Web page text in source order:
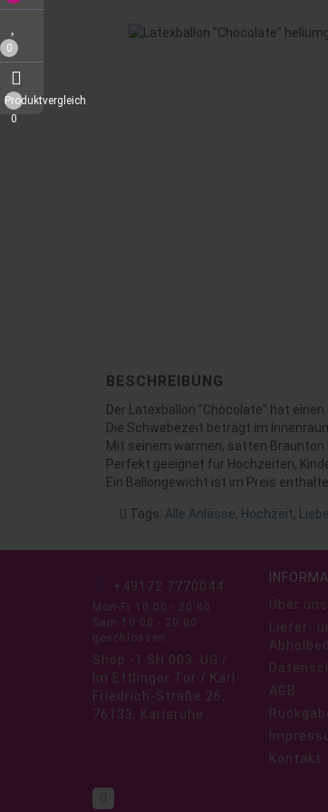
0
Produktvergleich
0
BESCHREIBUNG
Der Latexballon "Chocolate" hat
Die Schwebezeit beträgt im
Mit seinem warmen, satten Braunton
Perfekt geeignet für Hochzeiten,
Ein Ballongewicht ist im Preis
Tags: Alle Anlässe, Hochzeit, Liebe
+49172 7770044
Mon-Fr 10:00 - 20:00
Sam 10:00 - 20:00
geschlossen
Shop -1.SH.003, UG /
Im Ettlinger Tor / Karl-
Friedrich-Straße 26,
76133, Karlsruhe
Über uns
Liefer-
AGB
Kontakt